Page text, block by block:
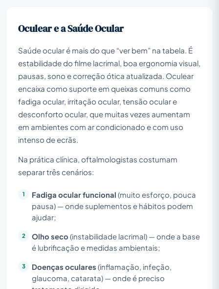
Oculear e a Saúde Ocular
Saúde ocular é mais do que “ver bem” na tabela. É
estabilidade do filme lacrimal, boa ergonomia visual,
pausas, sono e correção ótica atualizada. Oculear
encaixa como suporte em queixas comuns como
fadiga ocular, irritação ocular, tensão ocular e
desconforto ocular, que muitas vezes aumentam
em ambientes com ar condicionado e com uso
intenso de ecrãs.
Na prática clínica, oftalmologistas costumam
separar três cenários:
Fadiga ocular funcional (muito esforço, pouca
pausa) — onde suplementos e hábitos podem
ajudar;
Olho seco (instabilidade lacrimal) — onde a base
é lubrificação e medidas ambientais;
Doenças oculares (inflamação, infeção,
glaucoma, catarata) — onde é preciso